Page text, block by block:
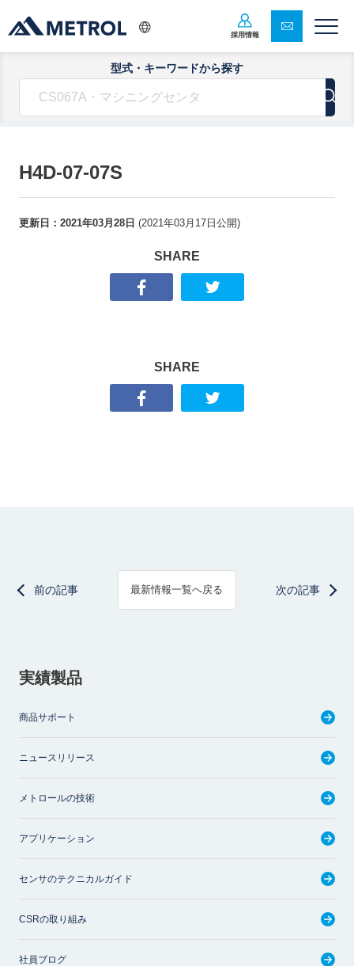
採用情報
型式・キーワードから探す
H4D-07-07S
更新日： 2021年03月28日 (2021年03月17日 公開)
SHARE
SHARE
前の記事 最新情報一覧へ戻る 次の記事
実績製品
商品サポート
ニュースリリース
メトロールの技術
アプリケーション
センサのテクニカルガイド
CSRの取り組み
社員ブログ